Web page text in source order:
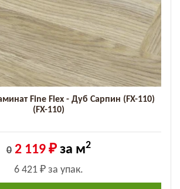
Fine Flex - Дуб Сарпин (FX-110)
(FX-110)
0 2 119 ₽ за м2
6 421 ₽ за упак.